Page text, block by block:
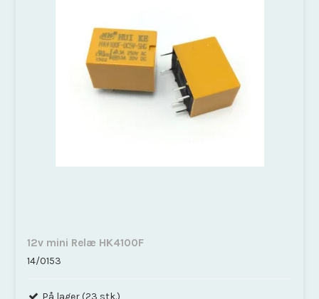
12v mini Relæ HK4100F
14/0153